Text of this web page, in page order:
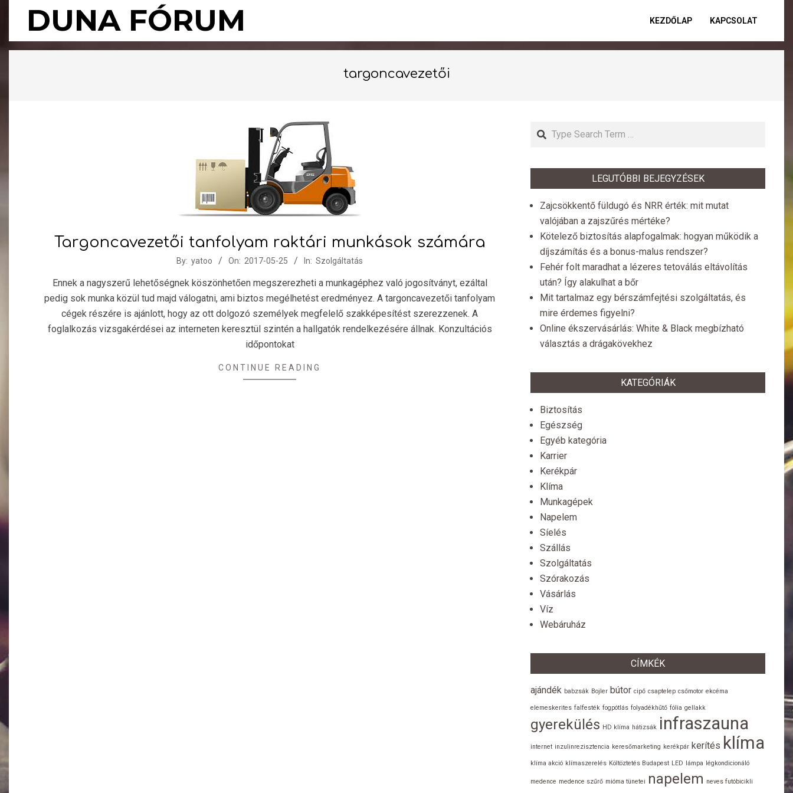
DUNA FÓRUM KEZDŐLAP KAPCSOLAT
targoncavezetői
Targoncavezetői tanfolyam raktári munkások számára
25
By: yatoo On: 2017-05-25 In: Szolgáltatás
Ennek a nagyszerű lehetőségnek köszönhetően megszerezheti a munkagéphez való jogosítványt, ezáltal
pedig sok munka közül tud majd válogatni, ami biztos megélhetést eredményez. A targoncavezetői tanfolyam
cégek részére is ajánlott, hogy az ott dolgozó személyek megfelelő szakképesítést szerezzenek. A
foglalkozás vizsgakérdései az interneten keresztül szintén a hallgatók rendelkezésére állnak. Konzultációs
időpontokat
CONTINUE READING
Search
LEGUTÓBBI BEJEGYZÉSEK
Zajcsökkentő füldugó és NRR érték: mit mutat
valójában a zajszűrés mértéke?
Kötelező biztosítás alapfogalmak: hogyan működik a
díjszámítás és a bonus-malus rendszer?
Fehér folt maradhat a lézeres tetoválás eltávolítás
után? Így alakulhat a bőr
Mit tartalmaz egy bérszámfejtési szolgáltatás, és
mire érdemes figyelni?
Online ékszervásárlás: White & Black megbízható
választás a drágakövekhez
KATEGÓRIÁK
Biztosítás
Egészség
Egyéb kategória
Karrier
Kerékpár
Klíma
Munkagépek
Napelem
Síelés
Szállás
Szolgáltatás
Szórakozás
Vásárlás
Víz
Webáruház
CÍMKÉK
ajándék babzsák Bojler bútor cipő csaptelep csőmotor ekcéma
elemeskerites falfesték fogpótlás folyadékhűtő fólia gellakk
gyerekülés HD klíma hátizsák infraszauna
internet inzulinrezisztencia keresőmarketing kerékpár kerítés klíma
klíma akció klímaszerelés Költöztetés Budapest LED lámpa légkondicionáló
medence medence szűrő mióma tünetei napelem neves futóbicikli